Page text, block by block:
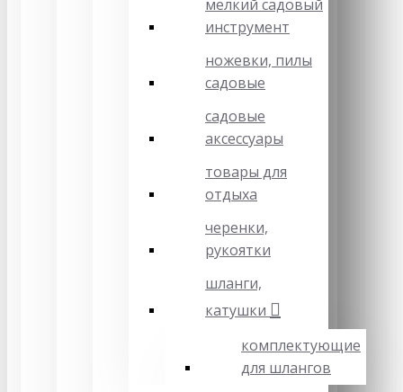
мелкий садовый
инструмент
ножевки, пилы
садовые
садовые
аксессуары
товары для
отдыха
черенки,
рукоятки
шланги,
катушки
комплектующие
для шлангов